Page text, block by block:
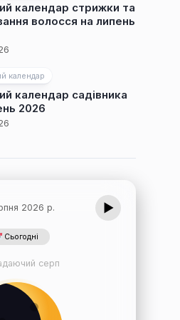
календар стрижки та
волосся на липень
календар
календар садівника
2026
2026 р. ▶
Сьогодні
серп